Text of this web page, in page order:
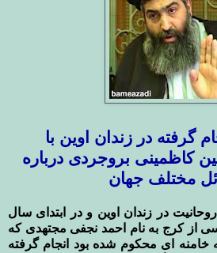
گرفته در زندان اوین با
کاظمینی بروجردی درباره
مختلف جهان
در زندان اوین و در ابتدای سال
از کرج به نام احمد نجفی مجتهدی که
خامنه ای محکوم شده بود انجام گرفته